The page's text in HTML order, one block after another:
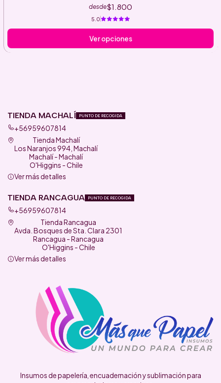
desde$1.800
5.0
Ver opciones
TIENDA MACHALÍ PUNTO DE RECOGIDA
+56959607814
Tienda Machalí
Los Naranjos 994, Machalí
Machalí - Machalí
O'Higgins - Chile
Ver más detalles
TIENDA RANCAGUA PUNTO DE RECOGIDA
+56959607814
Tienda Rancagua
Avda. Bosques de Sta. Clara 2301
Rancagua - Rancagua
O'Higgins - Chile
Ver más detalles
Insumos de papelería, encuadernación y sublimación para